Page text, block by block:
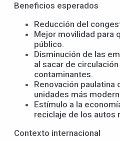
Beneficios esperados
Reducción del
Mejor movilidad para
público.
Disminución de las
al sacar de
contaminantes.
Renovación paulatina
unidades más
Estímulo a la
reciclaje de los autos
Contexto internacional